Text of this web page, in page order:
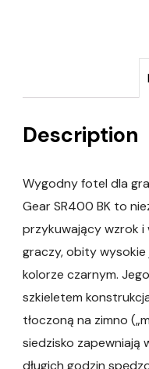
Description
Wygodny fotel dla
Gear SR400 BK to
przykuwający wzrok i
graczy, obity wysokie
kolorze czarnym.
szkieletem
tłoczoną na zimno
siedzisko
długich godzin